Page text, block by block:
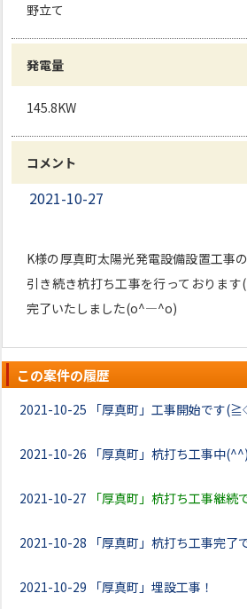
野立て
発電量
145.8KW
コメント
2021-10-27
K様の厚真町太陽光発電設備設置工事
引き続き杭打ち工事を行っておりま
完了いたしました(o^―^o)
この案件の履歴
2021-10-25 「厚真町」工事開始です
2021-10-26 「厚真町」杭打ち工事中
2021-10-27 「厚真町」杭打ち工事継続
2021-10-28 「厚真町」杭打ち工事完了
2021-10-29 「厚真町」埋設工事！